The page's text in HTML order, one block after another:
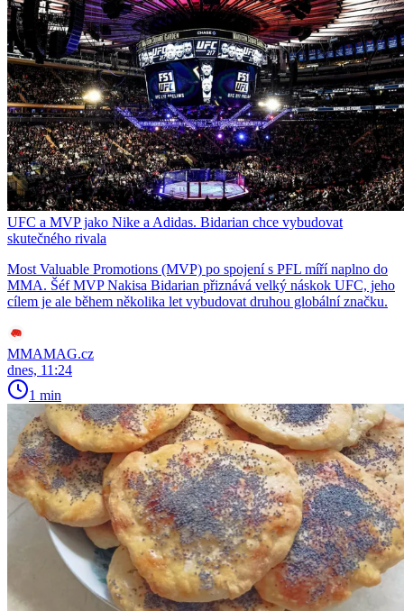
UFC a MVP jako Nike a Adidas. Bidarian chce vybudovat
skutečného rivala
Most Valuable Promotions (MVP) po spojení s PFL míří naplno do
MMA. Šéf MVP Nakisa Bidarian přiznává velký náskok UFC, jeho
cílem je ale během několika let vybudovat druhou globální značku.
MMAMAG.cz
dnes, 11:24
1 min